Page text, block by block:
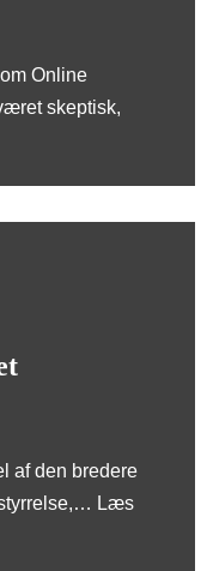
Online
skeptisk,
af den bredere
Læs